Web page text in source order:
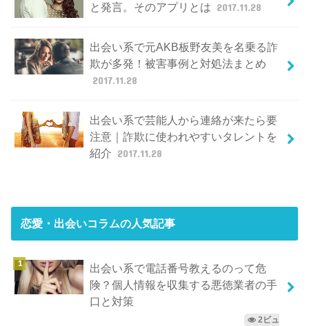
と発言。そのアプリとは 2017.11.28
出会い系で元AKB板野友美を名乗る詐
欺が多発！被害事例と対処法まとめ
2017.11.28
出会い系で芸能人から連絡が来たら要
注意｜詐欺に使われやすいタレントを
紹介 2017.11.28
恋愛・出会いコラムの人気記事
出会い系で電話番号教えるのって危
険？個人情報を収集する悪徳業者の手
口と対策
2ビュ